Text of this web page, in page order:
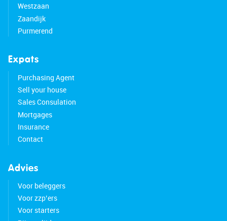
Westzaan
Zaandijk
Purmerend
Expats
Purchasing Agent
Sell your house
Sales Consulation
Mortgages
Insurance
Contact
Advies
Voor beleggers
Voor zzp’ers
Voor starters